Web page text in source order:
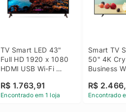
TV Smart LED 43"
Full HD 1920 x 1080
HDMI USB Wi-Fi
43LM631C0SB LG
R$ 1.763,91
Encontrado em 1 loja
Smart TV
50" 4K
Business
R$
Encontrado